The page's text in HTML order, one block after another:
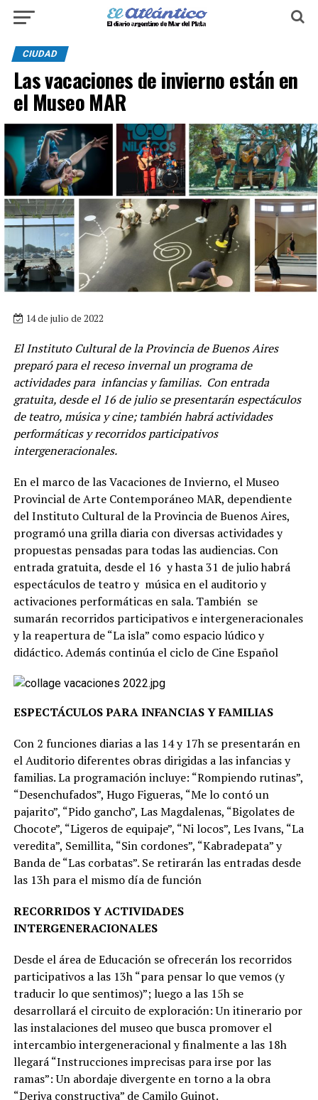
CIUDAD
Las vacaciones de invierno están en
el Museo MAR
14 de julio de 2022
El Instituto Cultural de la Provincia de Buenos Aires
preparó para el receso invernal un programa de
actividades para infancias y familias. Con entrada
gratuita, desde el 16 de julio se presentarán espectáculos
de teatro, música y cine; también habrá actividades
performáticas y recorridos participativos
intergeneracionales.
En el marco de las Vacaciones de Invierno, el Museo
Provincial de Arte Contemporáneo MAR, dependiente
del Instituto Cultural de la Provincia de Buenos Aires,
programó una grilla diaria con diversas actividades y
propuestas pensadas para todas las audiencias. Con
entrada gratuita, desde el 16 y hasta 31 de julio habrá
espectáculos de teatro y música en el auditorio y
activaciones performáticas en sala. También se
sumarán recorridos participativos e intergeneracionales
y la reapertura de “La isla” como espacio lúdico y
didáctico. Además continúa el ciclo de Cine Español
ESPECTÁCULOS PARA INFANCIAS Y FAMILIAS
Con 2 funciones diarias a las 14 y 17h se presentarán en
el Auditorio diferentes obras dirigidas a las infancias y
familias. La programación incluye: “Rompiendo rutinas”,
“Desenchufados”, Hugo Figueras, “Me lo contó un
pajarito”, “Pido gancho”, Las Magdalenas, “Bigolates de
Chocote”, “Ligeros de equipaje”, “Ni locos”, Les Ivans, “La
veredita”, Semillita, “Sin cordones”, “Kabradepata” y
Banda de “Las corbatas”. Se retirarán las entradas desde
las 13h para el mismo día de función
RECORRIDOS Y ACTIVIDADES
INTERGENERACIONALES
Desde el área de Educación se ofrecerán los recorridos
participativos a las 13h “para pensar lo que vemos (y
traducir lo que sentimos)”; luego a las 15h se
desarrollará el circuito de exploración: Un itinerario por
las instalaciones del museo que busca promover el
intercambio intergeneracional y finalmente a las 18h
llegará “Instrucciones imprecisas para irse por las
ramas”: Un abordaje divergente en torno a la obra
“Deriva constructiva” de Camilo Guinot.